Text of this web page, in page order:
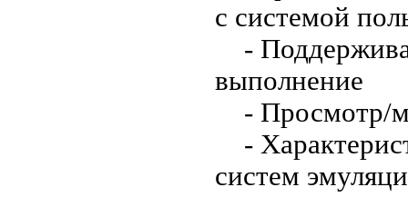
с системой
-
выполнение
- Просмотр/
-
систем